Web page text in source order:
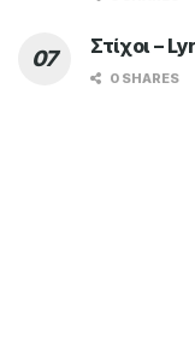
Στίχοι –
0 SHARES